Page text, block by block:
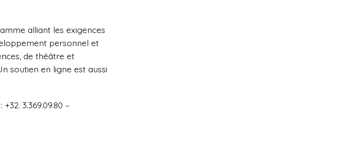
alliant les exigences
personnel et
de théâtre et
soutien en ligne est aussi
3.369.09.80 –